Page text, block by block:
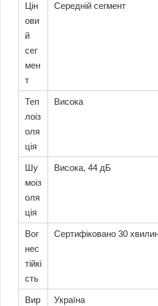
Цін
ови
й
сег
мен
т
Середній сегмент
Теп
лоіз
оля
ція
Висока
Шу
моіз
оля
ція
Висока, 44 дБ
Вог
нес
тійкі
сть
Сертифіковано 30
Вир
Україна